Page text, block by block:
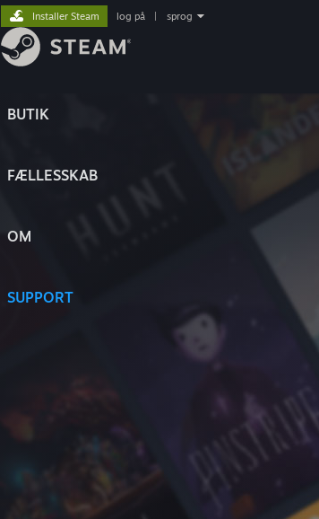
BUTIK
FÆLLESSKAB
OM
SUPPORT
Installer Steam log på sprog